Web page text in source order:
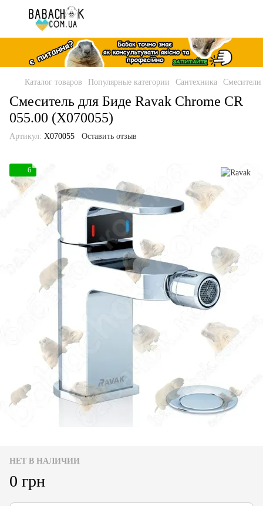
Каталог товаров Популярные категории Сантехника Смесители
Смеситель для Биде Ravak Chrome CR
055.00 (X070055)
Артикул: X070055 Оставить отзыв
6
НЕТ В НАЛИЧИИ
0 грн